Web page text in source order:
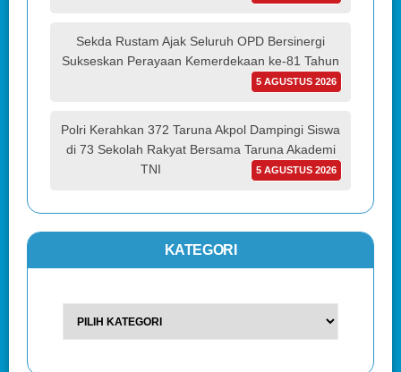
Sekda Rustam Ajak Seluruh OPD Bersinergi
Sukseskan Perayaan Kemerdekaan ke-81 Tahun
5 AGUSTUS 2026
Polri Kerahkan 372 Taruna Akpol Dampingi Siswa
di 73 Sekolah Rakyat Bersama Taruna Akademi
TNI
5 AGUSTUS 2026
KATEGORI